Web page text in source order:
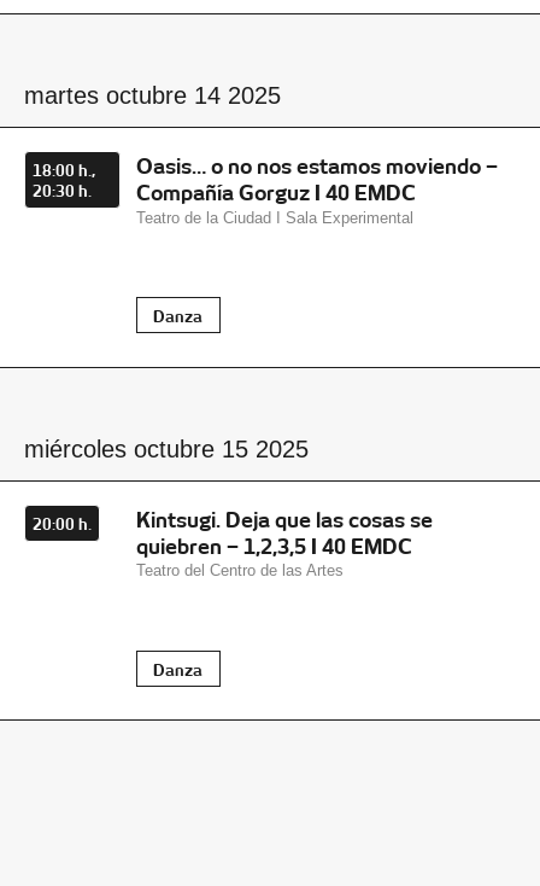
martes octubre 14 2025
18:00 h.,
20:30 h.
Oasis… o no nos estamos moviendo –
Compañía Gorguz I 40 EMDC
Teatro de la Ciudad I Sala Experimental
Danza
miércoles octubre 15 2025
20:00 h.
Kintsugi. Deja que las cosas se
quiebren – 1,2,3,5 I 40 EMDC
Teatro del Centro de las Artes
Danza